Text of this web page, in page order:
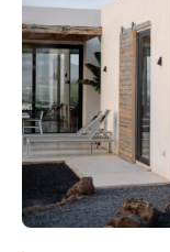
工場・倉庫
防火戸
千葉
埼玉
茨城
栃木
製品比較
用語集
コラム
最新情報
個人のお客様
法人のお客様